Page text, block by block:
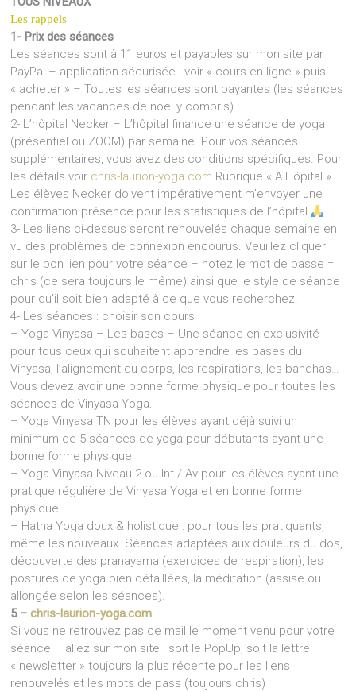
Les rappels
1- Prix des séances
Les séances sont à 11 euros et payables sur mon site par
PayPal – application sécurisée : voir « cours en ligne » puis
« acheter » – Toutes les séances sont payantes (les séances
pendant les vacances de noël y compris)
2- L’hôpital Necker – L’hôpital finance une séance de yoga
(présentiel ou ZOOM) par semaine. Pour vos séances
supplémentaires, vous avez des conditions spécifiques. Pour
les détails voir chris-laurion-yoga.com Rubrique « A Hôpital » .
Les élèves Necker doivent impérativement m’envoyer une
confirmation présence pour les statistiques de l’hôpital
3- Les liens ci-dessus seront renouvelés chaque semaine en
vu des problèmes de connexion encourus. Veuillez cliquer
sur le bon lien pour votre séance – notez le mot de passe =
chris (ce sera toujours le même) ainsi que le style de séance
pour qu’il soit bien adapté à ce que vous recherchez.
4- Les séances : choisir son cours
– Yoga Vinyasa – Les bases – Une séance en exclusivité
pour tous ceux qui souhaitent apprendre les bases du
Vinyasa, l’alignement du corps, les respirations, les bandhas…
Vous devez avoir une bonne forme physique pour toutes les
séances de Vinyasa Yoga.
– Yoga Vinyasa TN pour les élèves ayant déjà suivi un
minimum de 5 séances de yoga pour débutants ayant une
bonne forme physique
– Yoga Vinyasa Niveau 2 ou Int / Av pour les élèves ayant une
pratique régulière de Vinyasa Yoga et en bonne forme
physique
– Hatha Yoga doux & holistique : pour tous les pratiquants,
même les nouveaux. Séances adaptées aux douleurs du dos,
découverte des pranayama (exercices de respiration), les
postures de yoga bien détaillées, la méditation (assise ou
allongée selon les séances).
5 –chris-laurion-yoga.com
Si vous ne retrouvez pas ce mail le moment venu pour votre
séance – allez sur mon site : soit le PopUp, soit la lettre
« newsletter » toujours la plus récente pour les liens
renouvelés et les mots de pass (toujours chris)